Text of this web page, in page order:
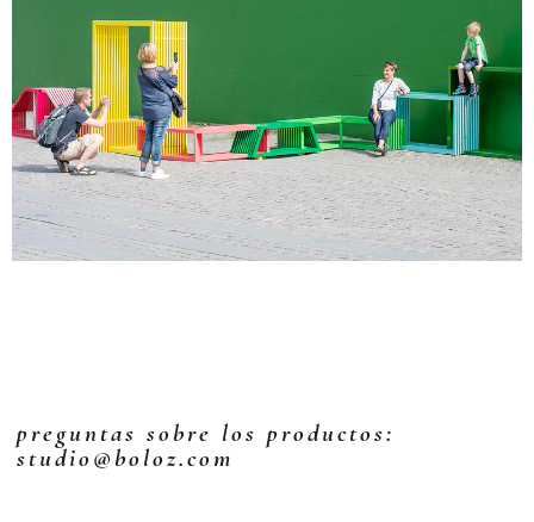
preguntas sobre los productos:
studio@boloz.com